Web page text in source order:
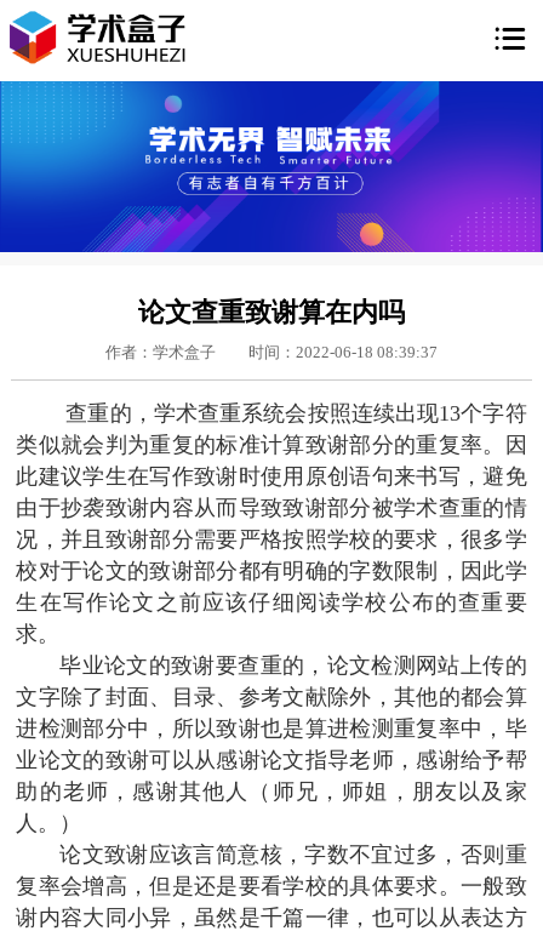

论文查重致谢算在内吗
作者：学术盒子 时间：2022-06-18 08:39:37
查重的，学术查重系统会按照连续出现13个字符
类似就会判为重复的标准计算致谢部分的重复率。因
此建议学生在写作致谢时使用原创语句来书写，避免
由于抄袭致谢内容从而导致致谢部分被学术查重的情
况，并且致谢部分需要严格按照学校的要求，很多学
校对于论文的致谢部分都有明确的字数限制，因此学
生在写作论文之前应该仔细阅读学校公布的查重要
求。
毕业论文的致谢要查重的，论文检测网站上传的
文字除了封面、目录、参考文献除外，其他的都会算
进检测部分中，所以致谢也是算进检测重复率中，毕
业论文的致谢可以从感谢论文指导老师，感谢给予帮
助的老师，感谢其他人（师兄，师姐，朋友以及家
人。）
论文致谢应该言简意核，字数不宜过多，否则重
复率会增高，但是还是要看学校的具体要求。一般致
谢内容大同小异，虽然是千篇一律，也可以从表达方